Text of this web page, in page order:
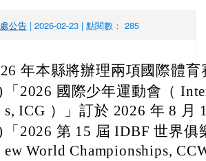
公告 | 2026-02-23 | 點閱數： 285
年本縣將辦理兩項國際體
「2026 國際少年運動會（
s, ICG ）」訂於 2026 年 8 月
「2026 第 15 屆 IDBF 世界
ew World Championships,